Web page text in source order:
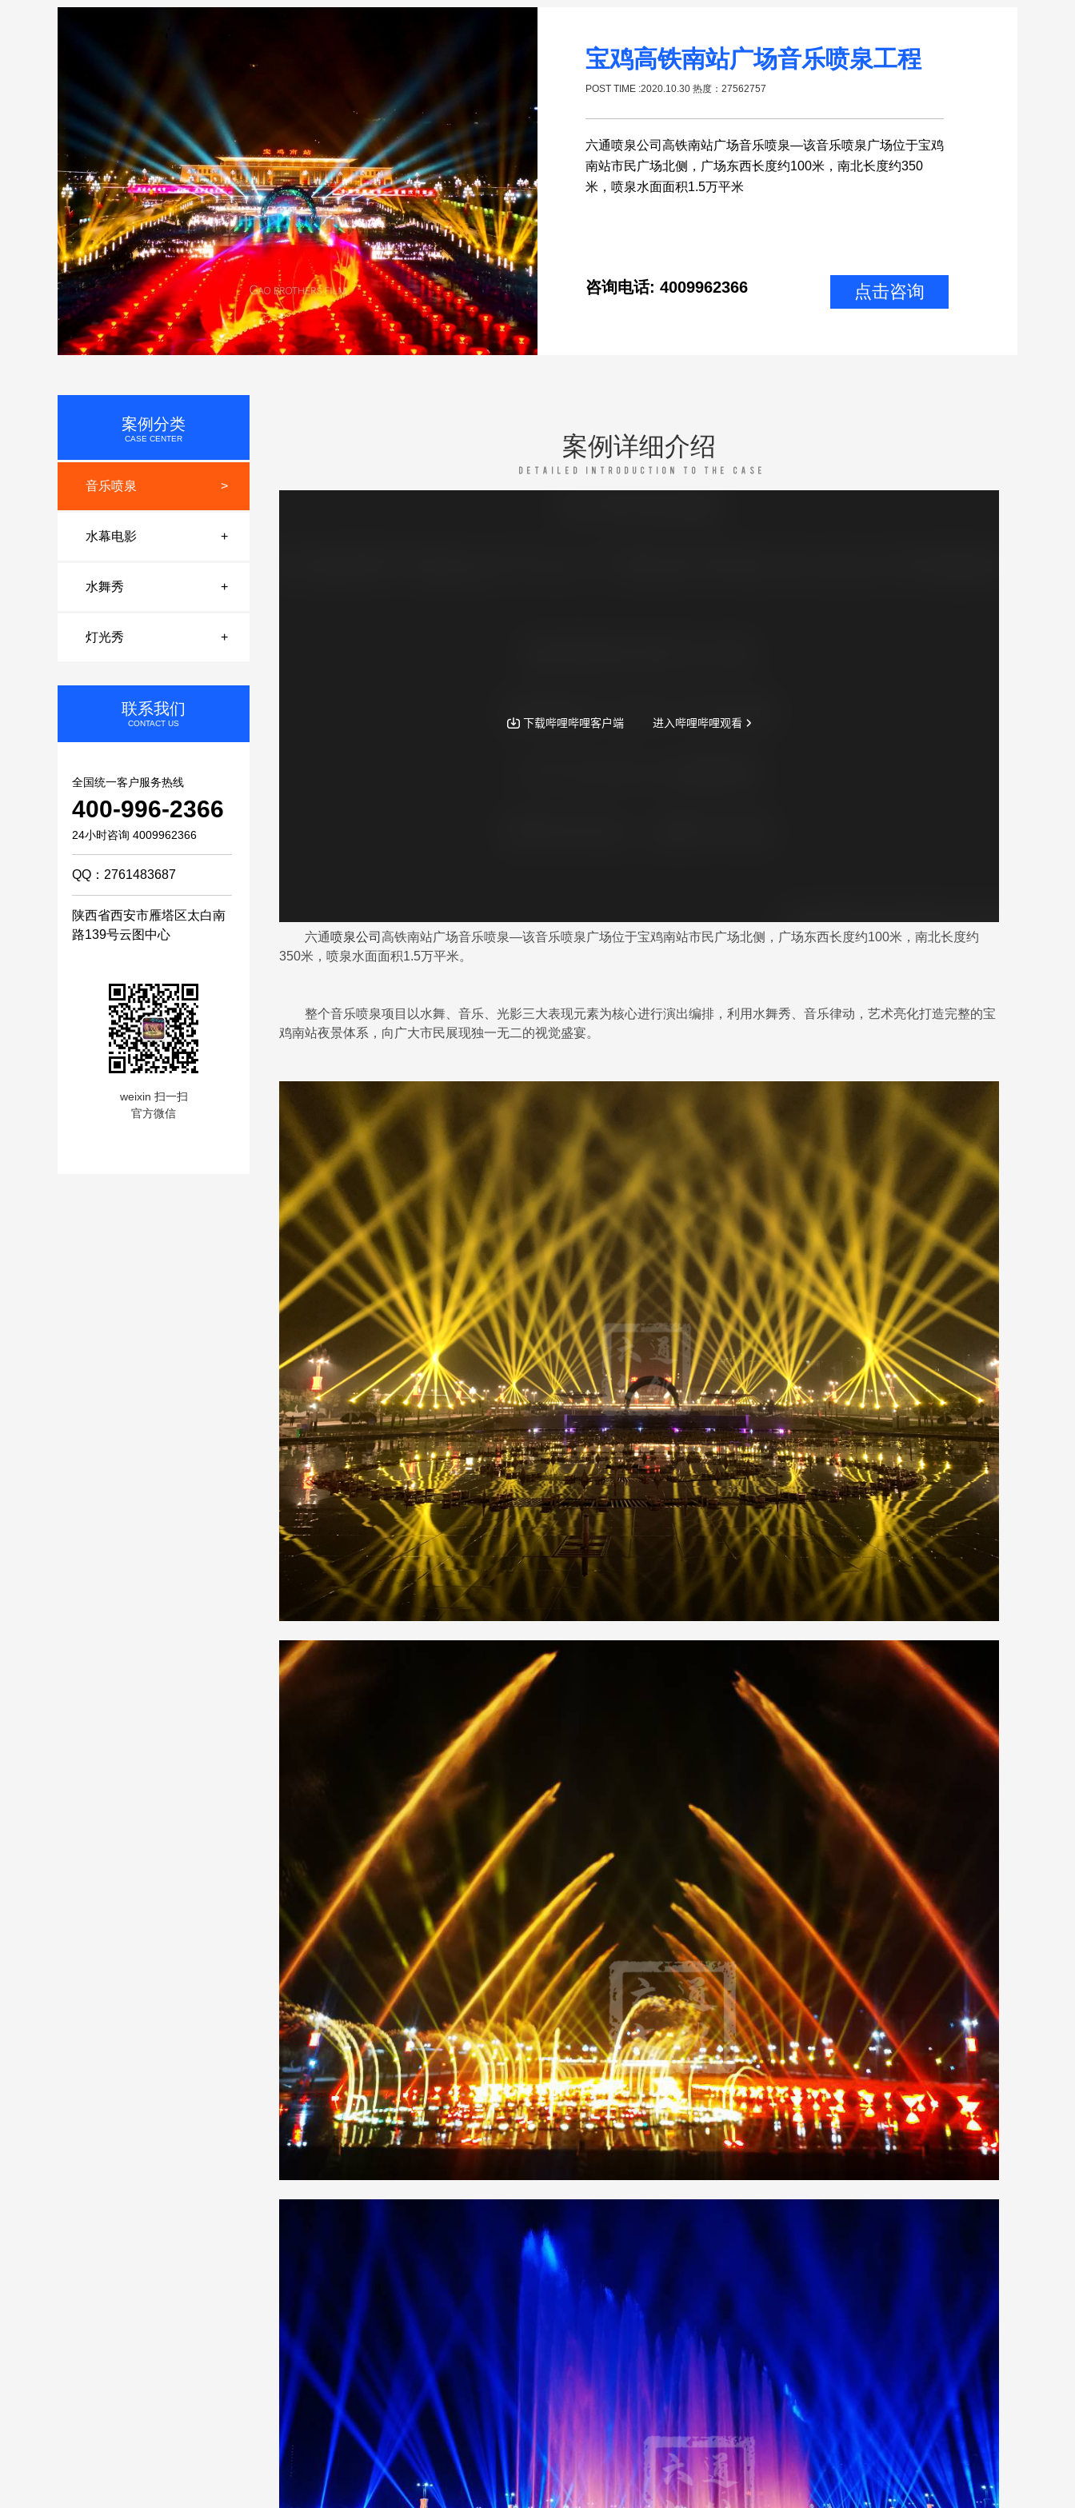
宝鸡高铁南站广场音乐喷泉工程
POST TIME :2020.10.30 热度：27562757
六通喷泉公司高铁南站广场音乐喷泉—该音乐喷泉广场位于宝鸡
南站市民广场北侧，广场东西长度约100米，南北长度约350
米，喷泉水面面积1.5万平米
咨询电话: 4009962366 点击咨询
案例分类
CASE CENTER
音乐喷泉 >
水幕电影 +
水舞秀 +
灯光秀 +
联系我们
CONTACT US
全国统一客户服务热线
400-996-2366
24小时咨询 4009962366
QQ：2761483687
陕西省西安市雁塔区太白南
路139号云图中心
weixin 扫一扫
官方微信
案例详细介绍
六通喷泉公司 高铁南站广场音乐喷泉—该音乐喷泉广场位于宝鸡南站市民广场北侧，广场东西长度约100米，南北长度约
350米，喷泉水面面积1.5万平米。
整个音乐喷泉项目以水舞、音乐、光影三大表现元素为核心进行演出编排，利用水舞秀、音乐律动，艺术亮化打造完整的宝
鸡南站夜景体系，向广大市民展现独一无二的视觉盛宴。